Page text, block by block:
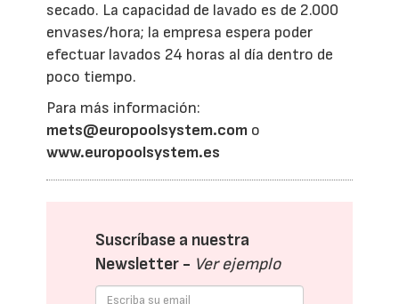
secado. La capacidad de lavado es de 2.000
envases/hora; la empresa espera poder
efectuar lavados 24 horas al día dentro de
poco tiempo.
Para más información:
mets@europoolsystem.com o
www.europoolsystem.es
Suscríbase a nuestra
Newsletter - Ver ejemplo